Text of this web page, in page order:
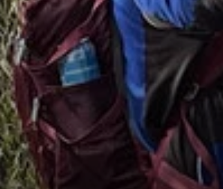
© DAV Teisendorf